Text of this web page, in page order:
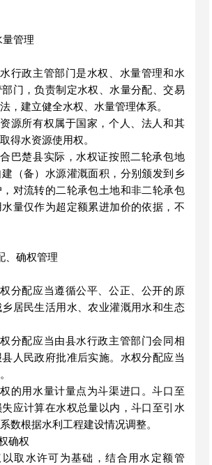
量管理
行政主管部门是水权、水量管理和水
门，负责制定水权、水量分配、交易
，建立健全水权、水量管理体系。
源所有权属于国家，个人、法人和其
得水资源使用权。
巴楚县实际，水权证按照二轮承包地
（备）水源灌溉面积，分别颁发到乡
对流转的二轮承包土地和非二轮承包
量仅作为超定额累进加价的依据，不
、确权管理
分配应当遵循公平、公正、公开的原
居民生活用水、农业灌溉用水和生态
分配应当由县水行政主管部门会同相
人民政府批准后实施。水权分配应当
的用水量计量点为斗渠进口。斗口至
应计算在水权总量以内，斗口至引水
数根据水利工程建设情况调整。
确权
以取水许可为基础，结合用水定额管